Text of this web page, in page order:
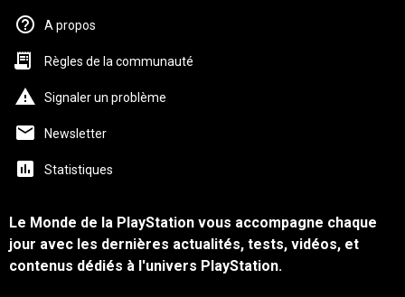
A propos
Règles de la communauté
Signaler un problème
Newsletter
Statistiques
Le Monde de la PlayStation vous accompagne chaque
jour avec les dernières actualités, tests, vidéos, et
contenus dédiés à l'univers PlayStation.